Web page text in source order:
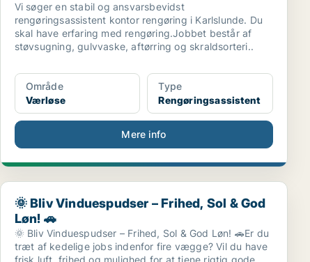
Vi søger en stabil og ansvarsbevidst
rengøringsassistent kontor rengøring i Karlslunde. Du
skal have erfaring med rengøring.Jobbet består af
støvsugning, gulvvaske, aftørring og skraldsorteri..
Område
Værløse
Type
Rengøringsassistent
Mere info
🌞 Bliv Vinduespudser – Frihed, Sol & God Løn! 🚗
🌞 Bliv Vinduespudser – Frihed, Sol & God
Løn! 🚗
🌞 Bliv Vinduespudser – Frihed, Sol & God Løn! 🚗Er du
træt af kedelige jobs indenfor fire vægge? Vil du have
frisk luft, frihed og mulighed for at tjene rigtig gode